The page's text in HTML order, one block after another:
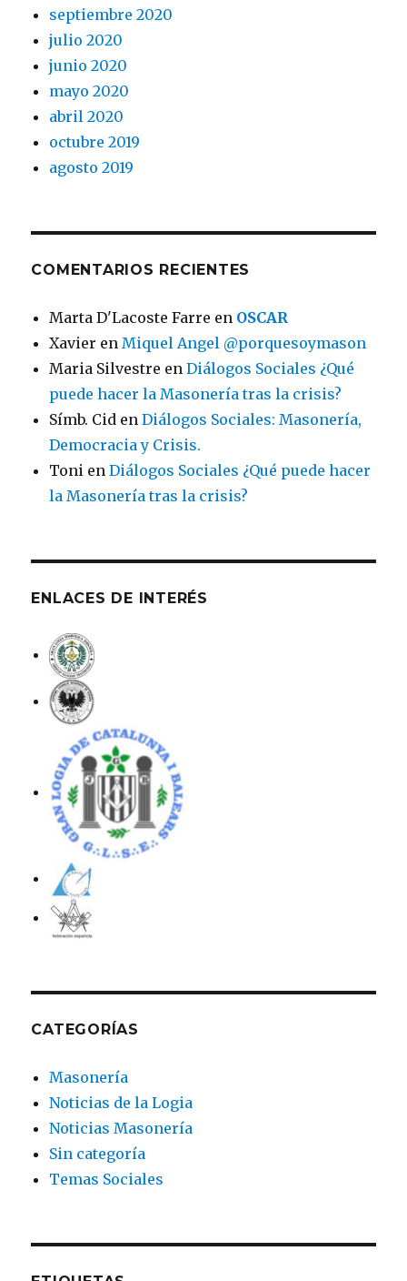
septiembre 2020
julio 2020
junio 2020
mayo 2020
abril 2020
octubre 2019
agosto 2019
COMENTARIOS RECIENTES
Marta D'Lacoste Farre en OSCAR
Xavier enMiquel Angel @porquesoymason
Maria Silvestre enDiálogos Sociales ¿Qué
puede hacer la Masonería tras la crisis?
Símb. Cid enDiálogos Sociales: Masonería,
Democracia y Crisis.
Toni enDiálogos Sociales ¿Qué puede hacer
la Masonería tras la crisis?
ENLACES DE INTERÉS
CATEGORÍAS
Masonería
Noticias de la Logia
Noticias Masonería
Sin categoría
Temas Sociales